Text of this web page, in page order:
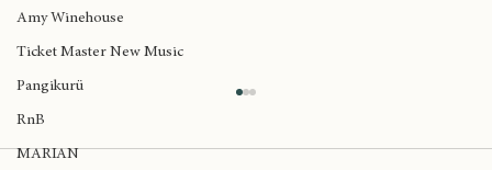
Queens
Amy Winehouse
Ticket Master New Music
Pangikurü
RnB